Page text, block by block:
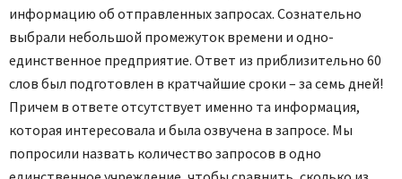
информацию об отправленных запросах. Сознательно
выбрали небольшой промежуток времени и одно-
единственное предприятие. Ответ из приблизительно 60
слов был подготовлен в кратчайшие сроки – за семь дней!
Причем в ответе отсутствует именно та информация,
которая интересовала и была озвучена в запросе. Мы
попросили назвать количество запросов в одно